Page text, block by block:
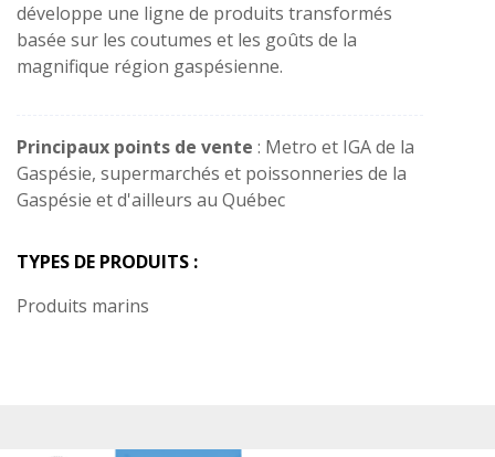
développe une ligne de produits transformés
basée sur les coutumes et les goûts de la
magnifique région gaspésienne.
Principaux points de vente : Metro et IGA de la
Gaspésie, supermarchés et poissonneries de la
Gaspésie et d'ailleurs au Québec
TYPES DE PRODUITS :
Produits marins